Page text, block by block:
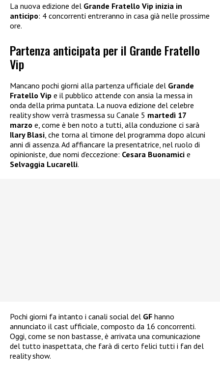
La nuova edizione del Grande Fratello Vip inizia in
anticipo: 4 concorrenti entreranno in casa già nelle prossime
ore.
Partenza anticipata per il Grande Fratello
Vip
Mancano pochi giorni alla partenza ufficiale del Grande
Fratello Vip e il pubblico attende con ansia la messa in
onda della prima puntata. La nuova edizione del celebre
reality show verrà trasmessa su Canale 5 martedì 17
marzo e, come è ben noto a tutti, alla conduzione ci sarà
Ilary Blasi, che torna al timone del programma dopo alcuni
anni di assenza. Ad affiancare la presentatrice, nel ruolo di
opinioniste, due nomi d’eccezione: Cesara Buonamici e
Selvaggia Lucarelli.
Pochi giorni fa intanto i canali social del GF hanno
annunciato il cast ufficiale, composto da 16 concorrenti.
Oggi, come se non bastasse, è arrivata una comunicazione
del tutto inaspettata, che farà di certo felici tutti i fan del
reality show.